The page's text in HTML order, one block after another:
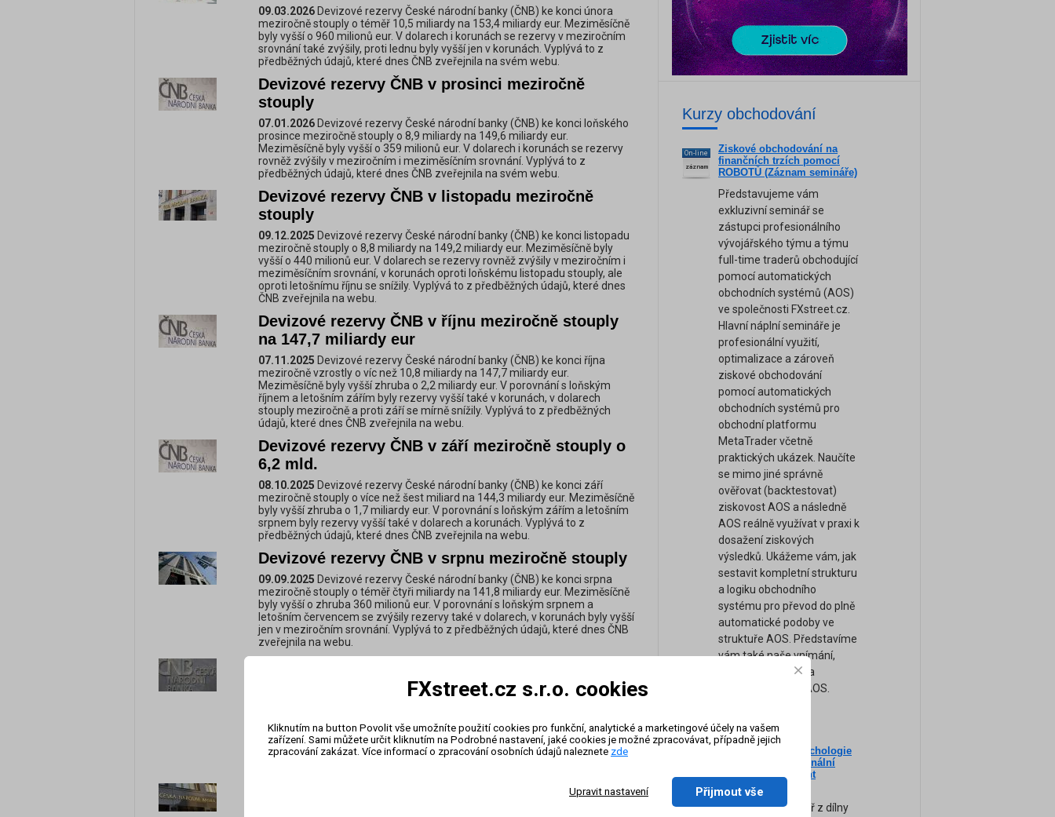
09.03.2026 Devizové rezervy České národní banky (ČNB) ke konci února
meziročně stouply o téměř 10,5 miliardy na 153,4 miliardy eur. Meziměsíčně
byly vyšší o 960 milionů eur. V dolarech i korunách se rezervy v meziročním
srovnání také zvýšily, proti lednu byly vyšší jen v korunách. Vyplývá to z
předběžných údajů, které dnes ČNB zveřejnila na svém webu.
Devizové rezervy ČNB v prosinci meziročně
stouply
07.01.2026 Devizové rezervy České národní banky (ČNB) ke konci loňského
prosince meziročně stouply o 8,9 miliardy na 149,6 miliardy eur.
Meziměsíčně byly vyšší o 359 milionů eur. V dolarech i korunách se rezervy
rovněž zvýšily v meziročním i meziměsíčním srovnání. Vyplývá to z
předběžných údajů, které dnes ČNB zveřejnila na svém webu.
Devizové rezervy ČNB v listopadu meziročně
stouply
09.12.2025 Devizové rezervy České národní banky (ČNB) ke konci listopadu
meziročně stouply o 8,8 miliardy na 149,2 miliardy eur. Meziměsíčně byly
vyšší o 440 milionů eur. V dolarech se rezervy rovněž zvýšily v meziročním i
meziměsíčním srovnání, v korunách oproti loňskému listopadu stouply, ale
oproti letošnímu říjnu se snížily. Vyplývá to z předběžných údajů, které dnes
ČNB zveřejnila na webu.
Devizové rezervy ČNB v říjnu meziročně stouply
na 147,7 miliardy eur
07.11.2025 Devizové rezervy České národní banky (ČNB) ke konci října
meziročně vzrostly o víc než 10,8 miliardy na 147,7 miliardy eur.
Meziměsíčně byly vyšší zhruba o 2,2 miliardy eur. V porovnání s loňským
říjnem a letošním zářím byly rezervy vyšší také v korunách, v dolarech
stouply meziročně a proti září se mírně snížily. Vyplývá to z předběžných
údajů, které dnes ČNB zveřejnila na webu.
Devizové rezervy ČNB v září meziročně stouply o
6,2 mld.
08.10.2025 Devizové rezervy České národní banky (ČNB) ke konci září
meziročně stouply o více než šest miliard na 144,3 miliardy eur. Meziměsíčně
byly vyšší zhruba o 1,7 miliardy eur. V porovnání s loňským zářím a letošním
srpnem byly rezervy vyšší také v dolarech a korunách. Vyplývá to z
předběžných údajů, které dnes ČNB zveřejnila na webu.
Devizové rezervy ČNB v srpnu meziročně stouply
09.09.2025 Devizové rezervy České národní banky (ČNB) ke konci srpna
meziročně stouply o téměř čtyři miliardy na 141,8 miliardy eur. Meziměsíčně
byly vyšší o zhruba 360 milionů eur. V porovnání s loňským srpnem a
letošním červencem se zvýšily rezervy také v dolarech, v korunách byly vyšší
jen v meziročním srovnání. Vyplývá to z předběžných údajů, které dnes ČNB
zveřejnila na webu.
letošním červnem byly vyšší o 2,7 miliardy eur. V dolarech rezervy meziročně
vzrostly a meziměsíčně klesly a v korunách tomu bylo naopak - oproti
loňskému červenci se snížily a v porovnání s letošním červnem se zvýšily.
Devizové rezervy ČNB v červnu meziročně
Kurzy obchodování
On-line
záznam
Ziskové obchodování na
finančních trzích pomocí
ROBOTŮ (Záznam semináře)
Představujeme vám
exkluzivní seminář se
zástupci profesionálního
vývojářského týmu a týmu
full-time traderů obchodující
pomocí automatických
obchodních systémů (AOS)
ve společnosti FXstreet.cz.
Hlavní náplní semináře je
profesionální využití,
optimalizace a zároveň
ziskové obchodování
pomocí automatických
obchodních systémů pro
obchodní platformu
MetaTrader včetně
praktických ukázek. Naučíte
se mimo jiné správně
ověřovat (backtestovat)
ziskovost AOS a následně
AOS reálně využívat v praxi k
dosažení ziskových
výsledků. Ukážeme vám, jak
sestavit kompletní strukturu
a logiku obchodního
systému pro převod do plně
automatické podoby ve
struktuře AOS. Představíme
vám také naše vnímání,
obchodní přístupy a
strategie pomocí AOS.
Nový seminář: Psychologie
tradingu a profesionální
Money-Management
(Záznam semináře)
Zcela nový seminář z dílny
FXstreet.cz s.r.o. cookies
Kliknutím na button Povolit vše umožníte použití cookies pro funkční, analytické a marketingové účely na vašem
zařízení. Sami můžete určit kliknutím na Podrobné nastavení, jaké cookies je možné zpracovávat, případně jejich
zpracování zakázat. Více informací o zpracování osobních údajů naleznete zde
Upravit nastavení Přijmout vše